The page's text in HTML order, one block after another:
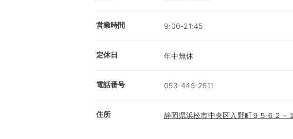
営業時間 9:00-21:45
定休日 年中無休
電話番号 053-445-2511
住所 静岡県浜松市中央区入野町９５６２－１